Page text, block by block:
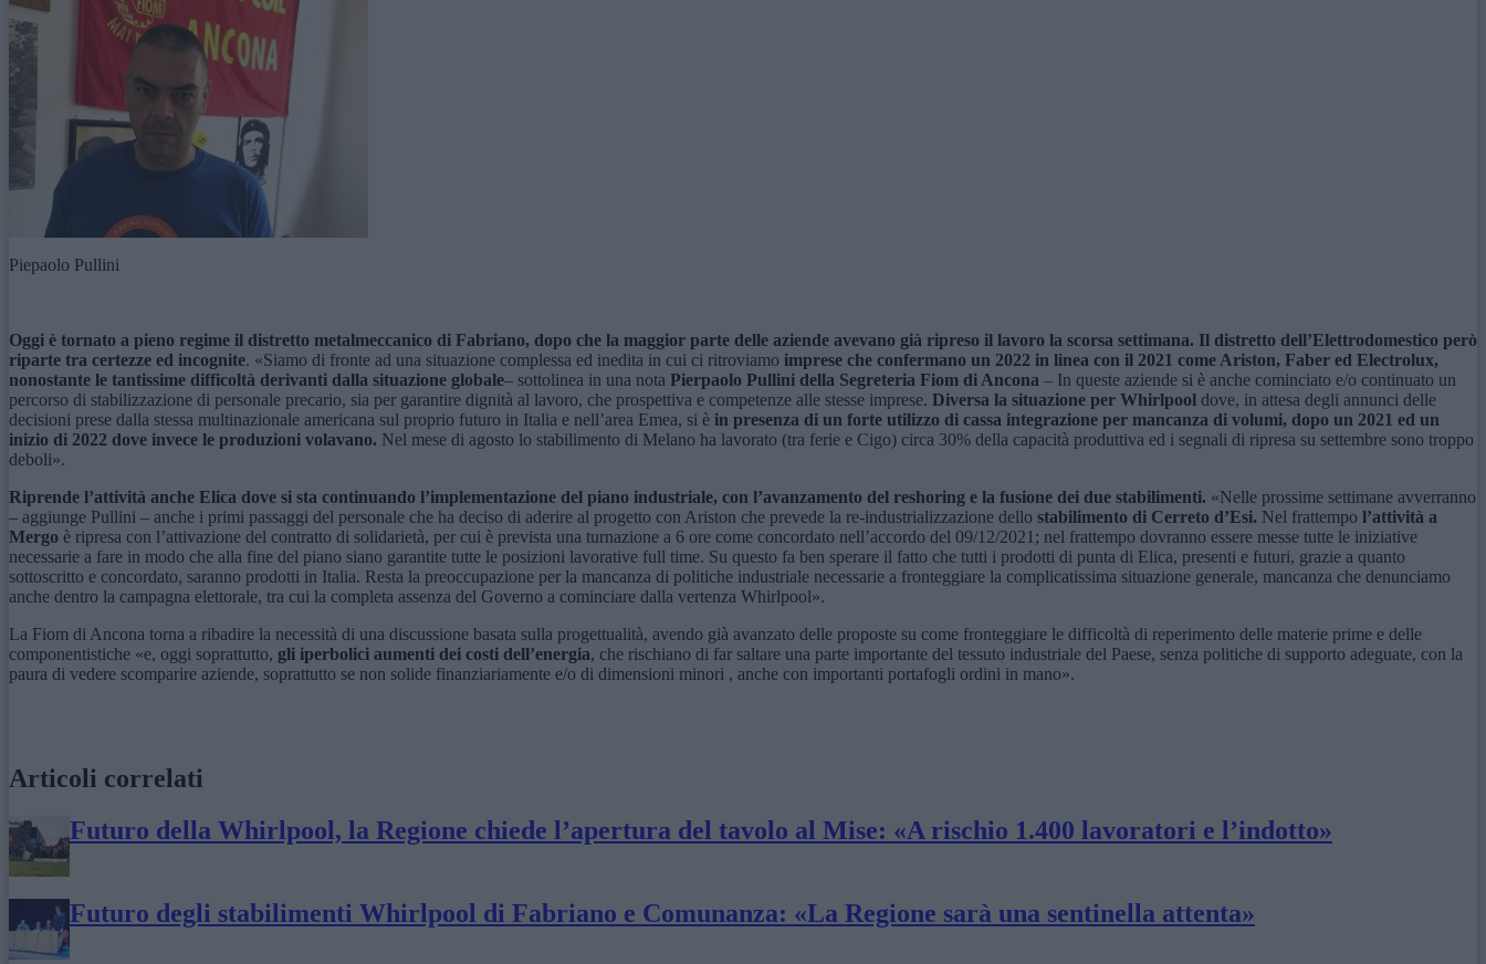
Piepaolo Pullini
Oggi è tornato a pieno regime il distretto metalmeccanico di Fabriano, dopo che la maggior parte delle aziende avevano già ripreso il lavoro la scorsa settimana. Il distretto dell’Elettrodomestico però
riparte tra certezze ed incognite. «Siamo di fronte ad una situazione complessa ed inedita in cui ci ritroviamo imprese che confermano un 2022 in linea con il 2021 come Ariston, Faber ed Electrolux,
nonostante le tantissime difficoltà derivanti dalla situazione globale– sottolinea in una nota Pierpaolo Pullini della Segreteria Fiom di Ancona – In queste aziende si è anche cominciato e/o continuato un
percorso di stabilizzazione di personale precario, sia per garantire dignità al lavoro, che prospettiva e competenze alle stesse imprese. Diversa la situazione per Whirlpool dove, in attesa degli annunci delle
decisioni prese dalla stessa multinazionale americana sul proprio futuro in Italia e nell’area Emea, si è in presenza di un forte utilizzo di cassa integrazione per mancanza di volumi, dopo un 2021 ed un
inizio di 2022 dove invece le produzioni volavano. Nel mese di agosto lo stabilimento di Melano ha lavorato (tra ferie e Cigo) circa 30% della capacità produttiva ed i segnali di ripresa su settembre sono troppo
deboli».
Riprende l’attività anche Elica dove si sta continuando l’implementazione del piano industriale, con l’avanzamento del reshoring e la fusione dei due stabilimenti. «Nelle prossime settimane avverranno
– aggiunge Pullini – anche i primi passaggi del personale che ha deciso di aderire al progetto con Ariston che prevede la re-industrializzazione dello stabilimento di Cerreto d’Esi. Nel frattempo l’attività a
Mergo è ripresa con l’attivazione del contratto di solidarietà, per cui è prevista una turnazione a 6 ore come concordato nell’accordo del 09/12/2021; nel frattempo dovranno essere messe tutte le iniziative
necessarie a fare in modo che alla fine del piano siano garantite tutte le posizioni lavorative full time. Su questo fa ben sperare il fatto che tutti i prodotti di punta di Elica, presenti e futuri, grazie a quanto
sottoscritto e concordato, saranno prodotti in Italia. Resta la preoccupazione per la mancanza di politiche industriale necessarie a fronteggiare la complicatissima situazione generale, mancanza che denunciamo
anche dentro la campagna elettorale, tra cui la completa assenza del Governo a cominciare dalla vertenza Whirlpool».
La Fiom di Ancona torna a ribadire la necessità di una discussione basata sulla progettualità, avendo già avanzato delle proposte su come fronteggiare le difficoltà di reperimento delle materie prime e delle
componentistiche «e, oggi soprattutto, gli iperbolici aumenti dei costi dell’energia, che rischiano di far saltare una parte importante del tessuto industriale del Paese, senza politiche di supporto adeguate, con la
paura di vedere scomparire aziende, soprattutto se non solide finanziariamente e/o di dimensioni minori , anche con importanti portafogli ordini in mano».
Articoli correlati
Futuro della Whirlpool, la Regione chiede l’apertura del tavolo al Mise: «A rischio 1.400 lavoratori e l’indotto»
Futuro degli stabilimenti Whirlpool di Fabriano e Comunanza: «La Regione sarà una sentinella attenta»